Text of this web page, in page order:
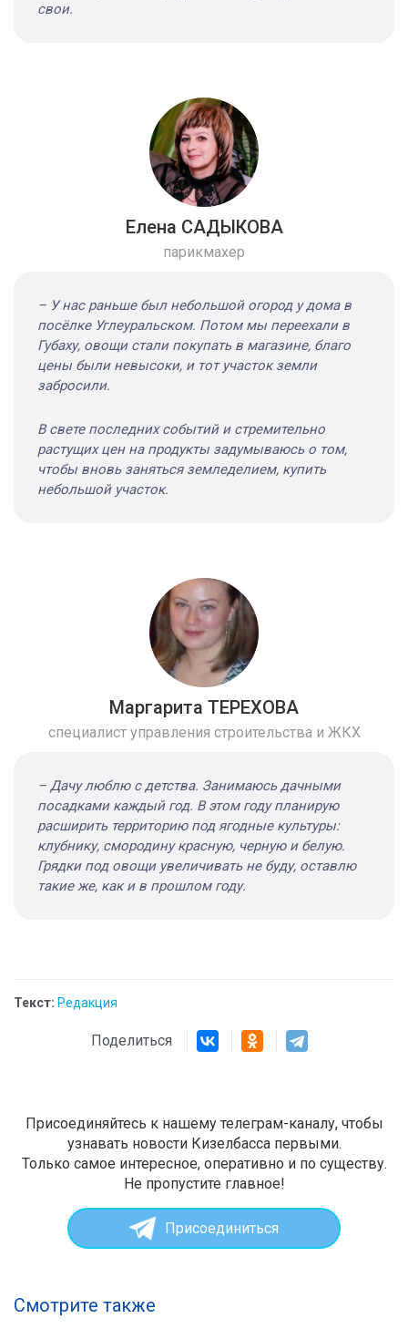
свои.
Елена САДЫКОВА
парикмахер
– У нас раньше был небольшой огород у дома в
посёлке Углеуральском. Потом мы переехали в
Губаху, овощи стали покупать в магазине, благо
цены были невысоки, и тот участок земли
забросили.
В свете последних событий и стремительно
растущих цен на продукты задумываюсь о том,
чтобы вновь заняться земледелием, купить
небольшой участок.
Маргарита ТЕРЕХОВА
специалист управления строительства и ЖКХ
– Дачу люблю с детства. Занимаюсь дачными
посадками каждый год. В этом году планирую
расширить территорию под ягодные культуры:
клубнику, смородину красную, черную и белую.
Грядки под овощи увеличивать не буду, оставлю
такие же, как и в прошлом году.
Текст: Редакция
Поделиться
Присоединяйтесь к нашему телеграм-каналу, чтобы
узнавать новости Кизелбасса первыми.
Только самое интересное, оперативно и по существу.
Не пропустите главное!
Присоединиться
Смотрите также